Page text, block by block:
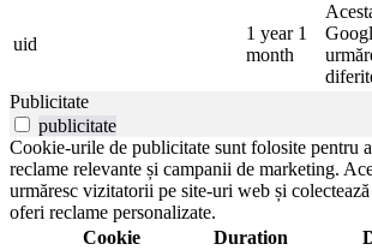
uid
1 year 1
month
Publicitate
publicitate
Cookie-urile de publicitate sunt folosite pentru
reclame relevante și campanii de marketing.
urmăresc vizitatorii pe site-uri web și
oferi reclame personalizate.
Cookie
Duration